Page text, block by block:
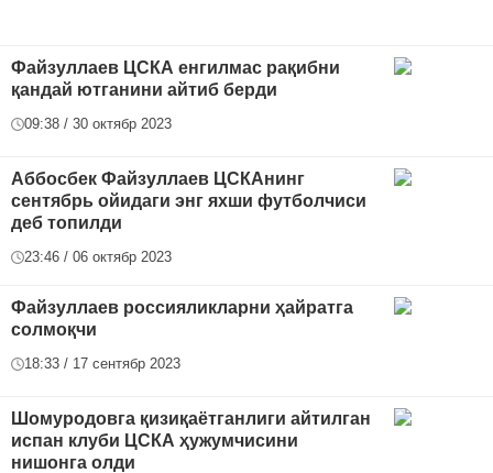
Файзуллаев ЦСКА енгилмас рақибни
қандай ютганини айтиб берди
09:38 / 30 октябр 2023
Аббосбек Файзуллаев ЦСКАнинг
сентябрь ойидаги энг яхши футболчиси
деб топилди
23:46 / 06 октябр 2023
Файзуллаев россияликларни ҳайратга
солмоқчи
18:33 / 17 сентябр 2023
Шомуродовга қизиқаётганлиги айтилган
испан клуби ЦСКА ҳужумчисини
нишонга олди